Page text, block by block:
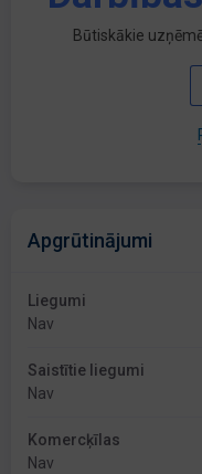
Būtiskākie
Apgrūtinājumi
Liegumi
Nav
Saistītie liegumi
Nav
Komercķīlas
Nav